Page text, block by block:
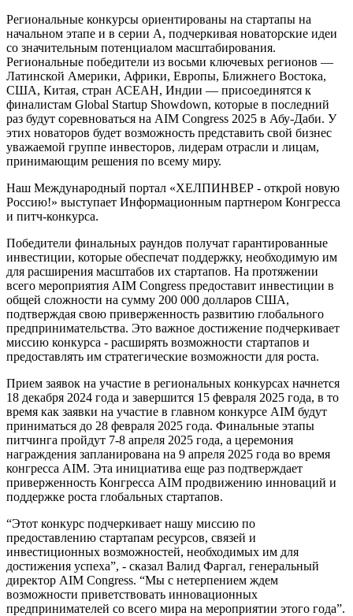
Региональные конкурсы ориентированы на стартапы на
начальном этапе и в серии А, подчеркивая новаторские идеи
со значительным потенциалом масштабирования.
Региональные победители из восьми ключевых регионов —
Латинской Америки, Африки, Европы, Ближнего Востока,
США, Китая, стран АСЕАН, Индии — присоединятся к
финалистам Global Startup Showdown, которые в последний
раз будут соревноваться на AIM Congress 2025 в Абу-Даби.
У
этих новаторов будет возможность представить свой бизнес
уважаемой группе инвесторов, лидерам отрасли и лицам,
принимающим решения по всему миру.
Наш Международный портал «ХЕЛПИНВЕР - открой новую
Россию!» выступает Информационным партнером Конгресса
и питч-конкурса.
Победители финальных раундов получат гарантированные
инвестиции, которые обеспечат поддержку, необходимую
для расширения масштабов их стартапов.
всего мероприятия AIM Congress предоставит инвестиции в
общей сложности на сумму 200 000 долларов США,
подтверждая свою приверженность развитию глобального
предпринимательства. Это важное достижение подчеркивает
миссию конкурса - расширять возможности стартапов и
предоставлять им стратегические возможности для роста.
Прием заявок на участие в региональных конкурсах начнется
18 декабря 2024 года и завершится 15 февраля 2025 года,
время как заявки на участие в главном конкурсе AIM будут
приниматься до 28 февраля 2025 года. Финальные этапы
питчинга пройдут 7-8 апреля 2025 года, а
награждения запланирована на 9 апреля 2025 года во
конгресса AIM. Эта инициатива еще раз подтверждает
приверженность Конгресса AIM продвижению инноваций и
поддержке роста глобальных стартапов.
“Этот конкурс подчеркивает нашу миссию по
предоставлению стартапам ресурсов, связей и
инвестиционных возможностей, необходимых им для
достижения успеха”, - сказал Валид Фаргал, генеральный
директор AIM Congress. “Мы с нетерпением ждем
возможности приветствовать инновационных
предпринимателей со всего мира на мероприятии этого года”.